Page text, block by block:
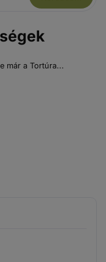
már a Tortúra...